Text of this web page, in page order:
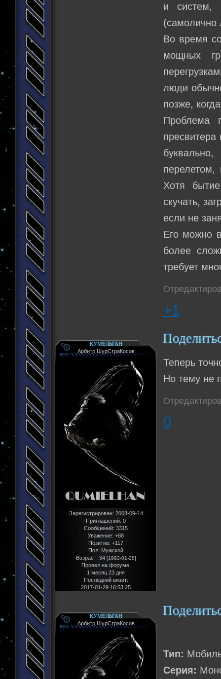
и систем,
(самолично
Во время
мощных
люди
позже,
Проблема
пресвитера
Хотя
скучать,
если не
Его можно
более
требует
+1
КУМЕЛЬГАН
Арбитр ШурСтраКосов
Зарегистрирован: 2008-09-14
Приглашений: 0
Сообщений: 3315
Уважение: +88
Позитив: +117
Пол: Мужской
Возраст: 34 [1992-01-28]
Провел на форуме:
1 месяц 23 дня
Последний визит:
2017-01-29 16:53:25
Теперь
Но тему не
0
КУМЕЛЬГАН
Арбитр ШурСтраКосов
Тип:
Серия: